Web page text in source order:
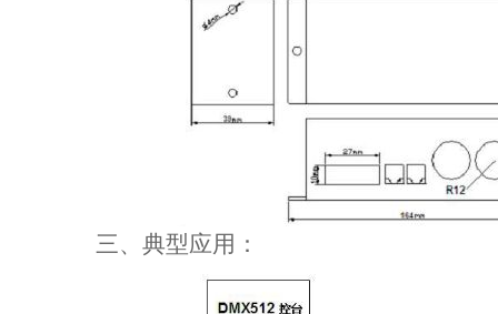
三、典型应用：